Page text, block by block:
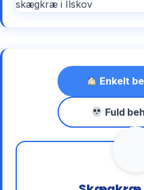
Enkelt
Fuld